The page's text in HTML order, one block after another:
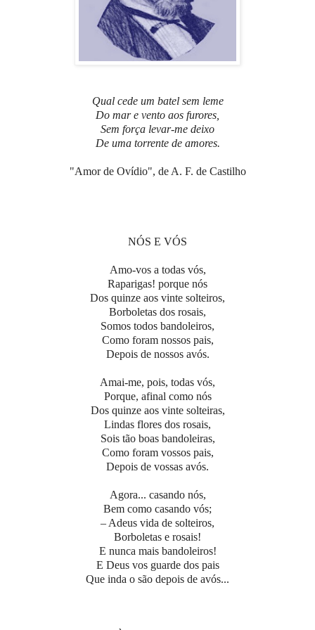
Qual cede um batel sem leme
Do mar e vento aos furores,
Sem força levar-me deixo
De uma torrente de amores.
"Amor de Ovídio", de A. F. de Castilho
NÓS E VÓS
Amo-vos a todas vós,
Raparigas! porque nós
Dos quinze aos vinte solteiros,
Borboletas dos rosais,
Somos todos bandoleiros,
Como foram nossos pais,
Depois de nossos avós.
Amai-me, pois, todas vós,
Porque, afinal como nós
Dos quinze aos vinte solteiras,
Lindas flores dos rosais,
Sois tão boas bandoleiras,
Como foram vossos pais,
Depois de vossas avós.
Agora... casando nós,
Bem como casando vós;
– Adeus vida de solteiros,
Borboletas e rosais!
E nunca mais bandoleiros!
E Deus vos guarde dos pais
Que inda o são depois de avós...